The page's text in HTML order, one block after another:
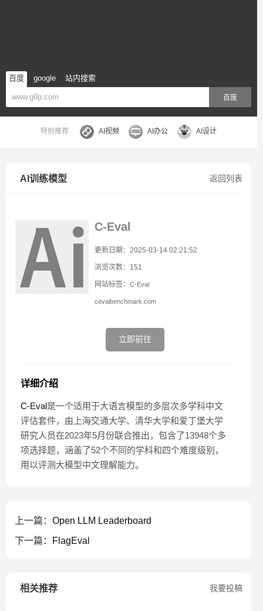
百度 google 站内搜索
百度
特别推荐 AI视频 AI办公 AI设计
返回列表
AI训练模型
C-Eval
更新日期：2025-03-14 02:21:52
浏览次数：151
网站标签：C-Eval
cevalbenchmark.com
立即前往
详细介绍
C-Eval是一个适用于大语言模型的多层次多学科中文
评估套件，由上海交通大学、清华大学和爱丁堡大学
研究人员在2023年5月份联合推出，包含了13948个多
项选择题，涵盖了52个不同的学科和四个难度级别，
用以评测大模型中文理解能力。
上一篇： Open LLM Leaderboard
下一篇：
FlagEval
我要投稿
相关推荐